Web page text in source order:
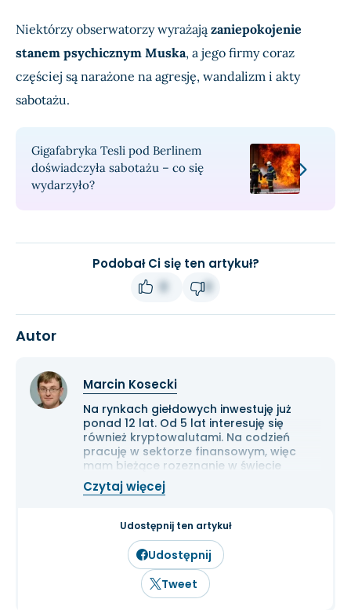
Niektórzy obserwatorzy wyrażają zaniepokojenie
stanem psychicznym Muska, a jego firmy coraz
częściej są narażone na agresję, wandalizm i akty
sabotażu.
Gigafabryka Tesli pod Berlinem
doświadczyła sabotażu – co się
wydarzyło?
Podobał Ci się ten artykuł?
Autor
Marcin Kosecki
Na rynkach giełdowych inwestuję już
ponad 12 lat. Od 5 lat interesuję się
również kryptowalutami. Na codzień
pracuję w sektorze finansowym, więc
mam bieżące rozeznanie w świecie
gospodarki i ekonomii. Cenię przede
wszystkim solidną analizę
inwestowanie długoterminowe.
Czytaj więcej
Udostępnij ten artykuł
Udostępnij
Tweet